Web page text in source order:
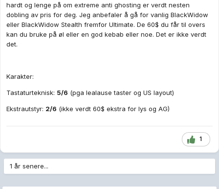
hardt og lenge på om extreme anti ghosting er verdt nesten
dobling av pris for deg. Jeg anbefaler å gå for vanlig BlackWidow
eller BlackWidow Stealth fremfor Ultimate. De 60$ du får til overs
kan du bruke på øl eller en god kebab eller noe. Det er ikke verdt
det.
Karakter:
Tastaturteknisk: 5/6 (pga lealause taster og US layout)
Ekstrautstyr: 2/6 (ikke verdt 60$ ekstra for lys og AG)
1
1 år senere...